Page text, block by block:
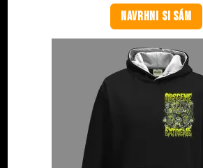
NAVRHNI SI SÁM